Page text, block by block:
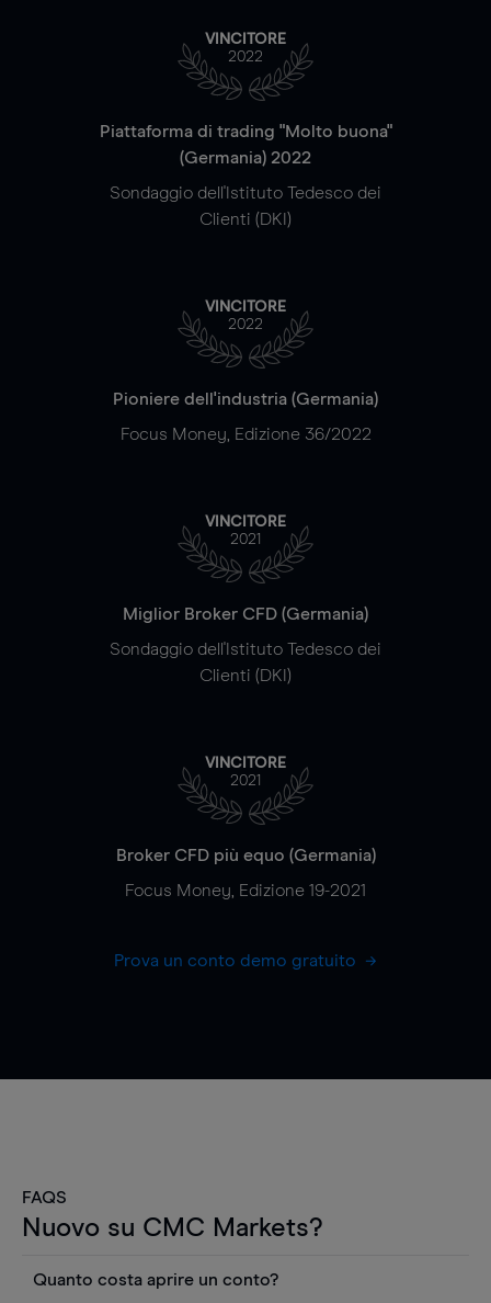
VINCITORE
2022
Piattaforma di trading "Molto buona"
(Germania) 2022
Sondaggio dell'Istituto Tedesco dei
Clienti (DKI)
VINCITORE
2022
Pioniere dell'industria (Germania)
Focus Money, Edizione 36/2022
VINCITORE
2021
Miglior Broker CFD (Germania)
Sondaggio dell'Istituto Tedesco dei
Clienti (DKI)
VINCITORE
2021
Broker CFD più equo (Germania)
Focus Money, Edizione 19-2021
Prova un conto demo gratuito
FAQS
Nuovo su CMC Markets?
Quanto costa aprire un conto?